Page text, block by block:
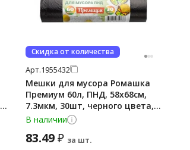
Скидка от количества
Арт.1955432
Мешки для мусора Ромашка
Премиум 60л, ПНД, 58х68см,
7.3мкм, 30шт, черного цвета, в
рулоне
В наличии
83.49₽ за шт.